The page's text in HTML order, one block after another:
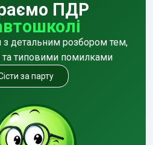
ПДР
з детальним розбором тем,
та типовими помилками
за парту